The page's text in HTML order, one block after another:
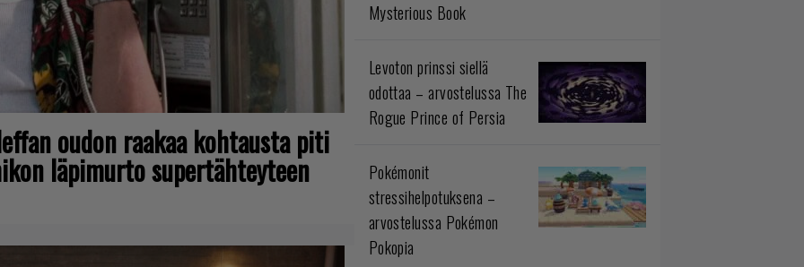
oudon raakaa kohtausta piti
läpimurto supertähteyteen
Mysterious Book
Levoton prinssi siellä
odottaa – arvostelussa The
Rogue Prince of Persia
Pokémonit
stressihelpotuksena –
arvostelussa Pokémon
Pokopia